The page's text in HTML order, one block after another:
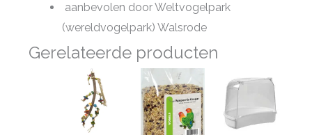
aanbevolen door Weltvogelpark
(wereldvogelpark) Walsrode
Gerelateerde producten